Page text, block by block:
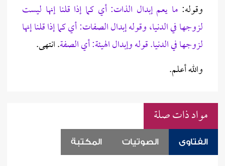
وقوله: ما يعم إبدال الذات: أي كما إذا قلنا إنها ليست
لزوجها في الدنيا، وقوله إبدال الصفات: أي كما إذا قلنا إنها
لزوجها في الدنيا. قوله وإبدال الهيئة: أي الصفة. انتهى.
والله أعلم.
مواد ذات صلة
الفتاوى الصوتيات المكتبة